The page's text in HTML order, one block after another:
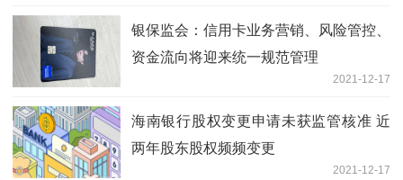
银保监会：信用卡业务营销、风险管控、
资金流向将迎来统一规范管理
2021-12-17
海南银行股权变更申请未获监管核准 近
两年股东股权频频变更
2021-12-17